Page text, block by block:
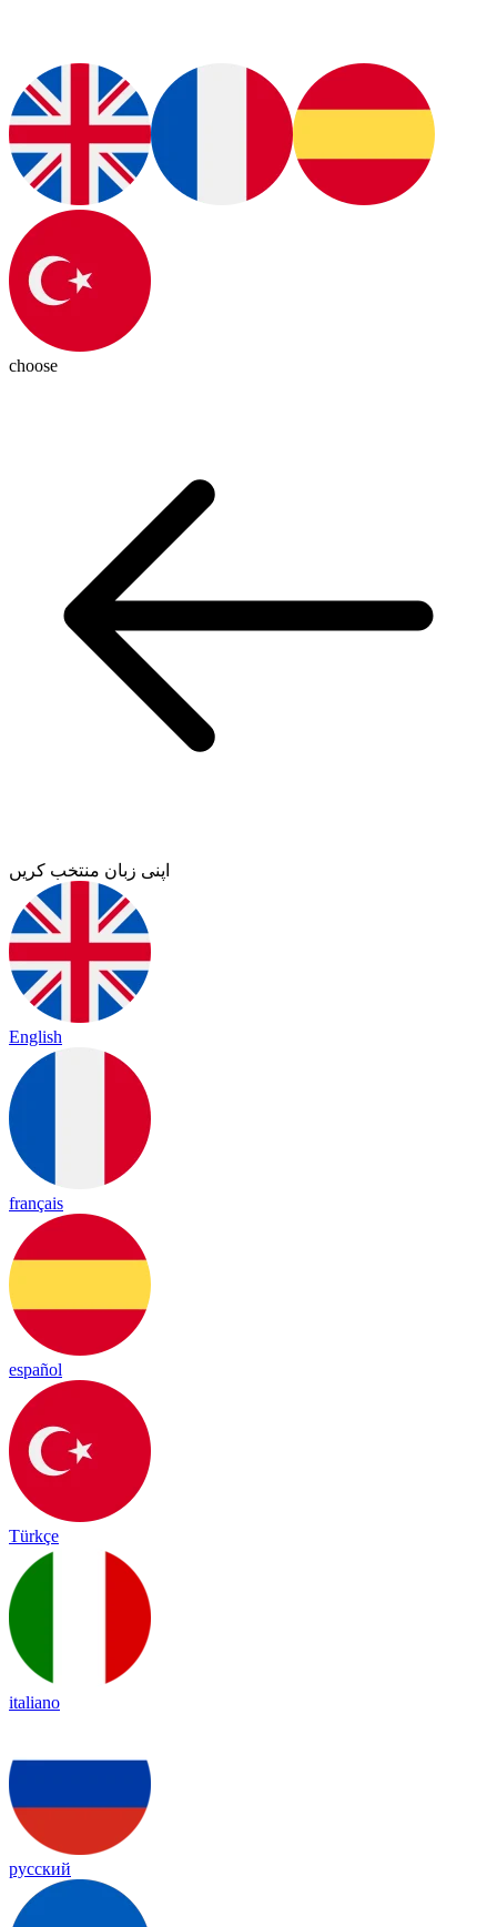
choose
اپنی زبان منتخب کریں
English
français
español
Türkçe
italiano
русский